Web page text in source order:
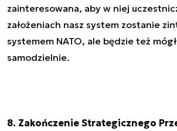
zainteresowana, aby w niej
założeniach nasz system zostanie
systemem NATO, ale będzie też mógł
samodzielnie.
8. Zakończenie Strategicznego